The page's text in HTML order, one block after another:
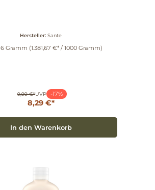
Hersteller: Sante
6 Gramm (1.381,67 €* / 1000 Gramm)
9,99 €*UVP -17%
8,29 €*
In den Warenkorb